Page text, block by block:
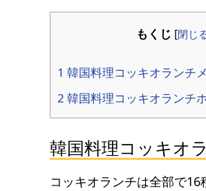
もくじ [閉じ
1 韓国料理コッキオランチ
2 韓国料理コッキオランチ
韓国料理コッキオ
コッキオランチは全部で